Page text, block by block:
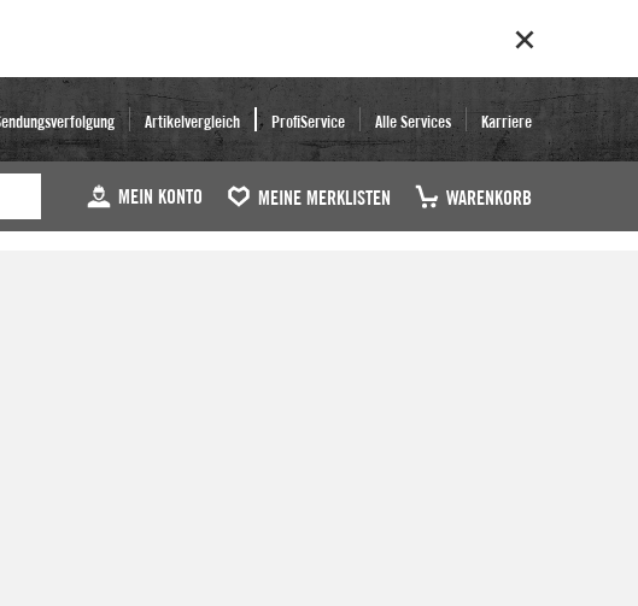
Artikelvergleich ProfiService Alle Services Karriere
MEIN KONTO MEINE MERKLISTEN WARENKORB